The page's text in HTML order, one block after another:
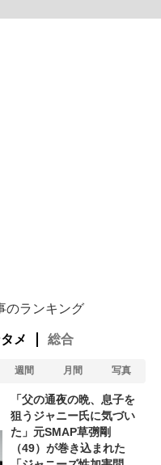
のランキング
メ 総合
週間 月間 写真
「父の通夜の晩、息子を
狙うジャニー氏に気づい
た」元SMAP草彅剛
（49）が巻き込まれた